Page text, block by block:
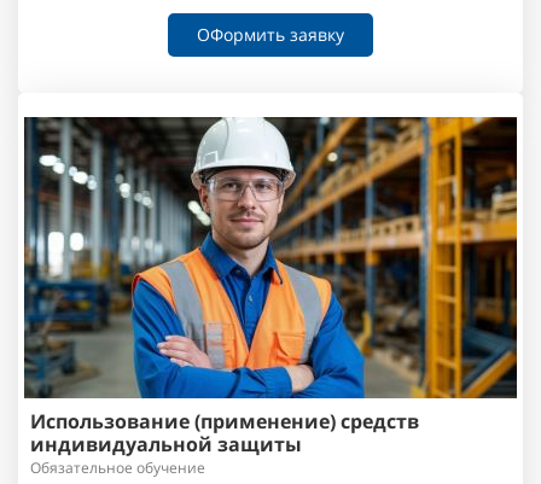
ОФормить заявку
Использование (применение) средств
индивидуальной защиты
Обязательное обучение